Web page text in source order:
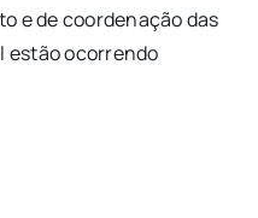
e de coordenação das
estão ocorrendo